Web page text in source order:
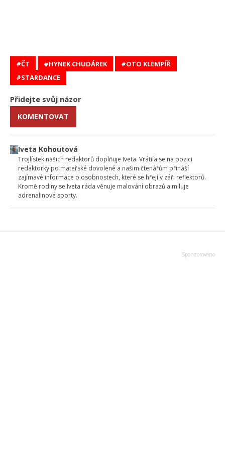
ČT HYNEK CHUDÁREK
OTO KLEMPÍŘ
STARDANCE
Přidejte svůj názor
KOMENTOVAT
Iveta Kohoutová
Trojlístek našich redaktorů doplňuje Iveta. Vrátila se na pozici
redaktorky po mateřské dovolené a našim čtenářům přináší
zajímavé informace o osobnostech, které se hřejí v záři reflektorů.
Kromě rodiny se Iveta ráda věnuje malování obrazů a miluje
adrenalinové sporty.